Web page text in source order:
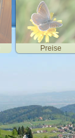
Preise